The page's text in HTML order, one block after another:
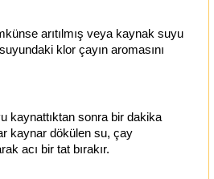
arıtılmış veya kaynak suyu
klor çayın aromasını
kaynattıktan sonra bir dakika
kaynar dökülen su, çay
acı bir tat bırakır.